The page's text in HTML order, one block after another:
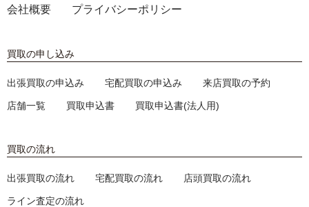
会社概要 プライバシーポリシー
買取の申し込み
出張買取の申込み 宅配買取の申込み 来店買取の予約
店舗一覧 買取申込書 買取申込書(法人用)
買取の流れ
出張買取の流れ 宅配買取の流れ 店頭買取の流れ
ライン査定の流れ